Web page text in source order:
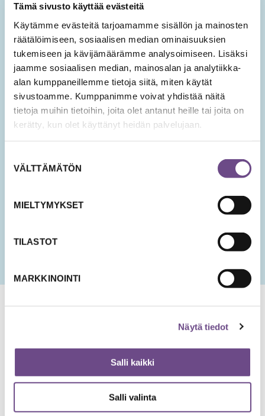
Tämä sivusto käyttää evästeitä
Käytämme evästeitä tarjoamamme sisällön ja mainosten
räätälöimiseen, sosiaalisen median ominaisuuksien
tukemiseen ja kävijämäärämme analysoimiseen. Lisäksi
jaamme sosiaalisen median, mainosalan ja analytiikka-
alan kumppaneillemme tietoja siitä, miten käytät
sivustoamme. Kumppanimme voivat yhdistää näitä
tietoja muihin tietoihin, joita olet antanut heille tai joita on
kerätty, kun olet käyttänyt heidän palvelujaan.
valinta
VÄLTTÄMÄTÖN
MIELTYMYKSET
TILASTOT
MARKKINOINTI
Näytä tiedot
Salli kaikki
Salli valinta
Tilaamalla sähköisen uutiskirjeen saat tietoa sivuston
uusista sisällöistä sekä ajankohtaisista mielen
hyvinvoinnin teemoista.
Tilaa Ikäopisto -uutiset
SÄHKÖPOSTIOSOITE *
uutisten lähettämistä varten.
KK
slash
slash
00520 Helsinki